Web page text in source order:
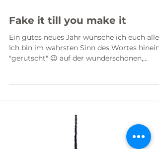
Ein gutes neues Jahr wünsche ich euch
Ich bin im wahrsten Sinn des Wortes hinein
"gerutscht" 😉 auf der wunderschönen,...